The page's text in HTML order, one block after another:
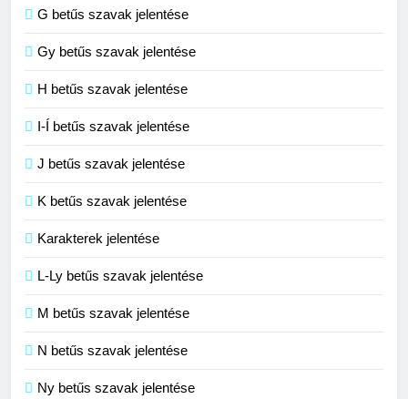
4
Contemporary jelentése
Célkitűzés jelentése
C BETŰS SZAVAK JELENTÉSE
C BETŰS SZAVAK JELENTÉSE
G betűs szavak jelentése
Gy betűs szavak jelentése
H betűs szavak jelentése
I-Í betűs szavak jelentése
J betűs szavak jelentése
K betűs szavak jelentése
Karakterek jelentése
L-Ly betűs szavak jelentése
M betűs szavak jelentése
N betűs szavak jelentése
Ny betűs szavak jelentése